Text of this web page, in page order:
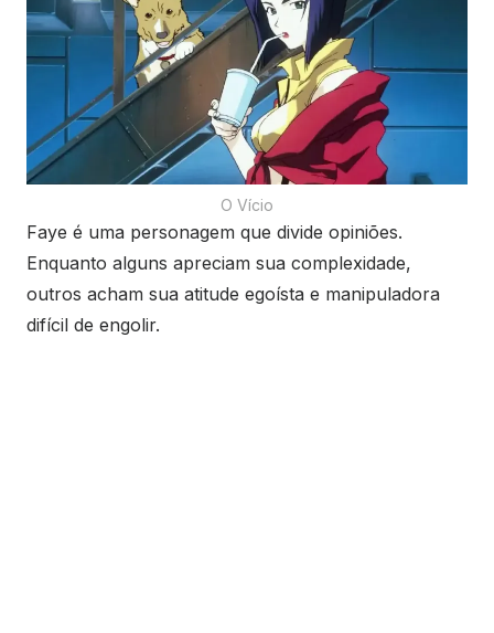
O Vício
Faye é uma personagem que divide opiniões.
Enquanto alguns apreciam sua complexidade,
outros acham sua atitude egoísta e manipuladora
difícil de engolir.